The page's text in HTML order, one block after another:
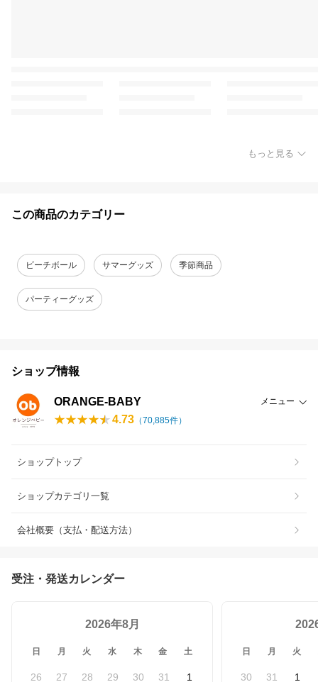
もっと見る
この商品のカテゴリー
ビーチボール サマーグッズ 季節商品
パーティーグッズ
ショップ情報
ORANGE-BABY メニュー
4.73 （70,885件）
ショップトップ
ショップカテゴリ一覧
会社概要（支払・配送方法）
受注・発送カレンダー
2026年8月
日 月 火 水 木 金 土
26 27 28 29 30 31 1
日 月 火
30 31 1